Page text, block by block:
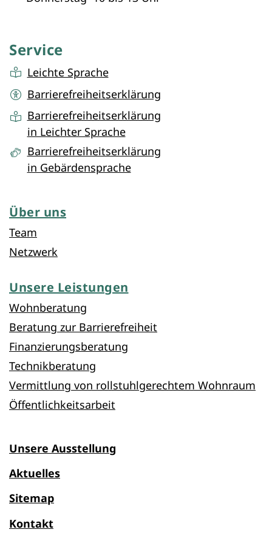
Service
Leichte Sprache
Barrierefreiheitserklärung
Barrierefreiheitserklärung
in Leichter Sprache
Barrierefreiheitserklärung
in Gebärdensprache
Über uns
Team
Netzwerk
Unsere Leistungen
Wohnberatung
Beratung zur Barrierefreiheit
Finanzierungsberatung
Technikberatung
Vermittlung von rollstuhlgerechtem Wohnraum
Öffentlichkeitsarbeit
Unsere Ausstellung
Aktuelles
Sitemap
Kontakt